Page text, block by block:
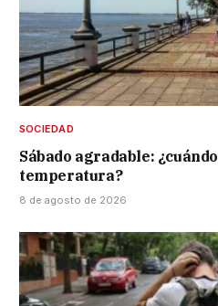
SOCIEDAD
Sábado agradable:
temperatura?
8 de agosto de 2026